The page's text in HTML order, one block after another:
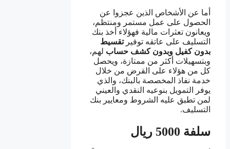
أما عن الأشخاص الذين عجزوا عن
الحصول على عمل مستمر ومنتظم،
ويعانون تعثرات مالية فهؤلاء أخذ بنك
التسليف على عاتقه توفيرتقسيط
بدون كفيل وبدون كشف حساب لهم،
وبتسهيلات أكثر من ممتازة، ويحصل
كل من هؤلاء على القرض من خلال
خدمة نفاذ المخصصة بالبنك، والذي
يوفر التمويل بنوعيه النقدي والعيني
لمن تطبق عليه الشروط ومعايير بنك
التسليف.
سلفة 5000 ريال